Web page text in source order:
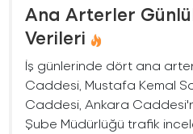
Ana Arterler
Verileri
İş günlerinde dört ana
Caddesi, Mustafa Kemal
Caddesi, Ankara
Şube Müdürlüğü trafik